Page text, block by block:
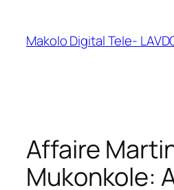
Makolo Digital Tele-
Affaire
Mukonkole: